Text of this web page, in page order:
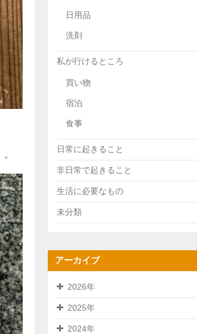
日用品
洗剤
私が行けるところ
買い物
宿泊
食事
日常に起きること
非日常で起きること
生活に必要なもの
未分類
アーカイブ
2026年
2025年
2024年